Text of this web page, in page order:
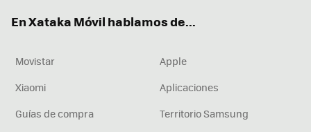
En Xataka Móvil hablamos de...
Movistar
Apple
Xiaomi
Aplicaciones
Guías de compra
Territorio Samsung